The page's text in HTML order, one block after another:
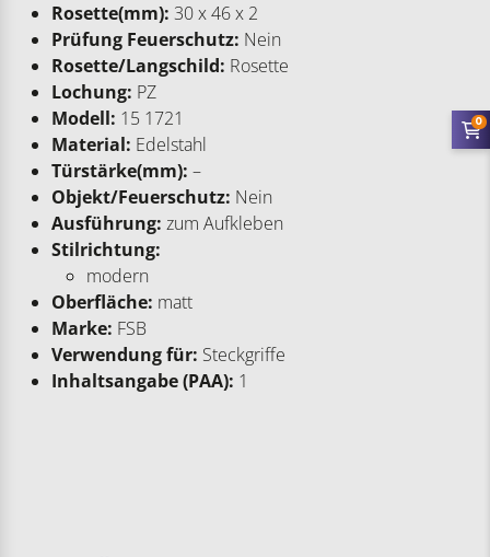
Rosette(mm): 30 x 46 x 2
Prüfung Feuerschutz: Nein
Rosette/Langschild: Rosette
Lochung: PZ
Modell: 15 1721
Material: Edelstahl
Türstärke(mm): –
Objekt/Feuerschutz: Nein
Ausführung: zum Aufkleben
Stilrichtung:
modern
Oberfläche: matt
Marke: FSB
Verwendung für: Steckgriffe
Inhaltsangabe (PAA): 1
0